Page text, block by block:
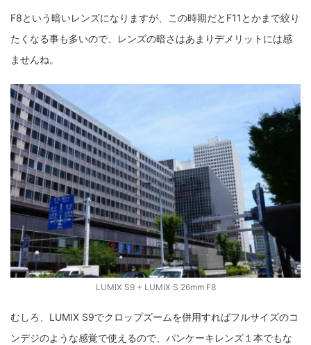
psobb SIGMA
TAMRON
X100F X half Xiaomi Pad 6 Xperia1VI Z-1
Z5 Z6II Z9
ZV-1 II α1 II α7CR フィルムカメラ
フォクトレンダー ライカIIf ライカM4 ライカM10
ライカM10-R ライカX2 ローライ35
ローライコード 原神
F8という暗いレンズになりますが、この時期だとF11とかまで絞り
たくなる事も多いので、レンズの暗さはあまりデメリットには感
ませんね。
LUMIX S9 + LUMIX S 26mm F8
むしろ、LUMIX S9でクロップズームを併用すればフルサイズのコ
ンデジのような感覚で使えるので、パンケーキレンズ１本でもな